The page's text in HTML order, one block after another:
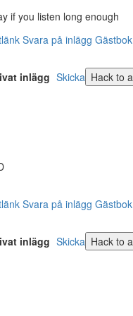
if you listen long enough
Svara på inlägg Gästbok
inlägg Skicka
Svara på inlägg Gästbok
inlägg Skicka